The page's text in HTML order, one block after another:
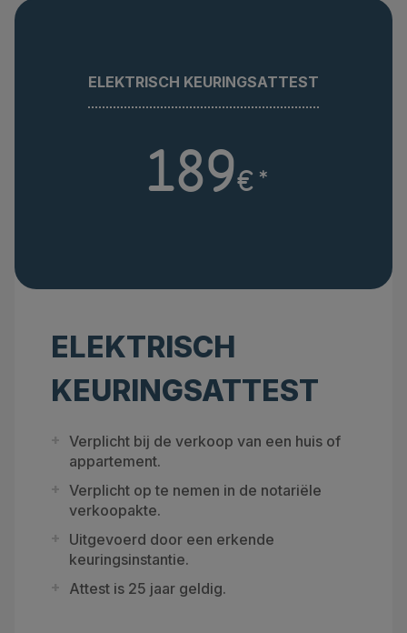
ELEKTRISCH
KEURINGSATTEST
Verplicht bij de verkoop van een huis of
appartement.
Verplicht op te nemen in de notariële
verkoopakte.
Uitgevoerd door een erkende
keuringsinstantie.
Attest is 25 jaar geldig.
ELEKTRISCH KEURINGSATTEST
189€ *